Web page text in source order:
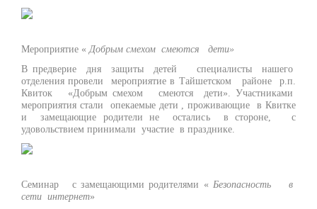
Мероприятие « Добрым смехом смеются дети»
В предверие дня защиты детей специалисты нашего
отделения провели мероприятие в Тайшетском районе р.п.
Квиток «Добрым смехом смеются дети». Участниками
мероприятия стали опекаемые дети , проживающие в Квитке
и замещающие родители не остались в стороне, с
удовольствием принимали участие в празднике.
Семинар с замещающими родителями « Безопасность в
сети интернет»